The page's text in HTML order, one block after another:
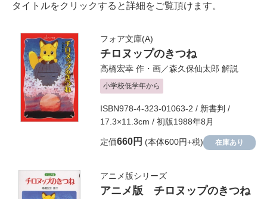
タイトルをクリックすると詳細をご覧頂けます。
フォア文庫(A)
チロヌップのきつね
高橋宏幸 作・画／森久保仙太郎 解説
小学校低学年から
ISBN978-4-323-01063-2 / 新書判 /
17.3×11.3cm / 初版1988年8月
定価660円 (本体600円+税) 在庫あり
アニメ版シリーズ
アニメ版 チロヌップのきつね